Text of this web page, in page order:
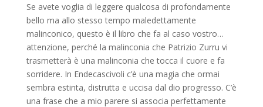
Se avete voglia di leggere qualcosa di profondamente
bello ma allo stesso tempo maledettamente
malinconico, questo è il libro che fa al caso vostro…
attenzione, perché la malinconia che Patrizio Zurru vi
trasmetterà è una malinconia che tocca il cuore e fa
sorridere. In Endecascivoli c’è una magia che ormai
sembra estinta, distrutta e uccisa dal dio progresso. C’è
una frase che a mio parere si associa perfettamente